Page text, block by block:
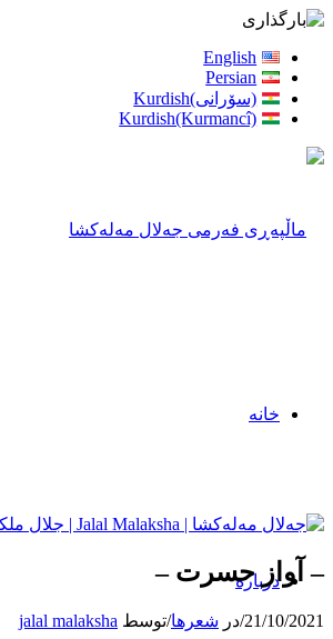
English
Persian
(سۆرانی)Kurdish
Kurdish(Kurmancî)
خانه
درباره
– آواز حسرت –
21/10/2021
/در شعرها/توسط jalal malaksha